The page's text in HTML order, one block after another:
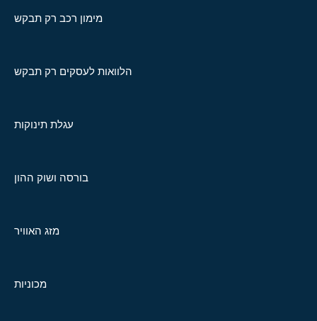
מימון רכב רק תבקש
הלוואות לעסקים רק תבקש
עגלת תינוקות
בורסה ושוק ההון
מזג האוויר
מכוניות